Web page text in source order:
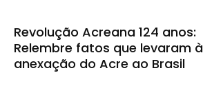
Revolução Acreana 124 anos:
Relembre fatos que levaram à
anexação do Acre ao Brasil